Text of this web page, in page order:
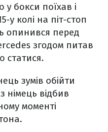
у бокси поїхав і
у колі на піт-стоп
опинився перед
згодом питав
статися.
зумів обійти
відбив
моменті